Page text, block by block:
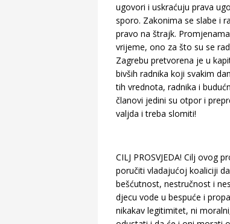
ugovori i uskraćuju prava
sporo. Zakonima se slabe i
pravo na štrajk.
vrijeme, ono za što su se
Zagrebu pretvorena je u
bivših radnika koji svakim
tih vrednota, radnika i
članovi jedini su otpor i
valjda i treba slomiti!
CILJ PROSVJEDA! Cilj ovog
poručiti vladajućoj koaliciji
bešćutnost, nestručnost i
djecu vode u bespuće i
nikakav legitimitet, ni